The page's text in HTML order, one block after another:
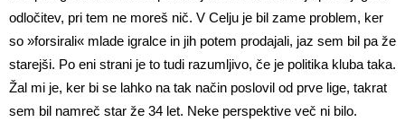
odločitev, pri tem ne moreš nič. V Celju je bil zame problem, ker
so »forsirali« mlade igralce in jih potem prodajali, jaz sem bil pa že
starejši. Po eni strani je to tudi razumljivo, če je politika kluba taka.
Žal mi je, ker bi se lahko na tak način poslovil od prve lige, takrat
sem bil namreč star že 34 let. Neke perspektive več ni bilo.